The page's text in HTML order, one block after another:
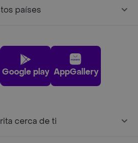
países
Google play AppGallery
cerca de ti